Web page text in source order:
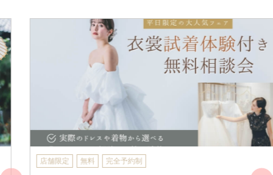
店舗限定 無料 完全予約制